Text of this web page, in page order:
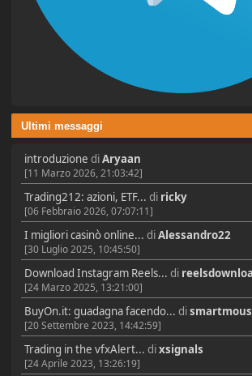
Ultimi messaggi
introduzione diAryaan
[11 Marzo 2026, 21:03:42]
Trading212: azioni, ETF... di ricky
[06 Febbraio 2026, 07:07:11]
I migliori casinò online... diAlessandro22
[30 Luglio 2025, 10:45:50]
Download Instagram Reels... di
[24 Marzo 2025, 13:21:00]
BuyOn.it: guadagna facendo... di
[20 Settembre 2023, 14:42:59]
Trading in the vfxAlert... dixsignals
[24 Aprile 2023, 13:26:19]